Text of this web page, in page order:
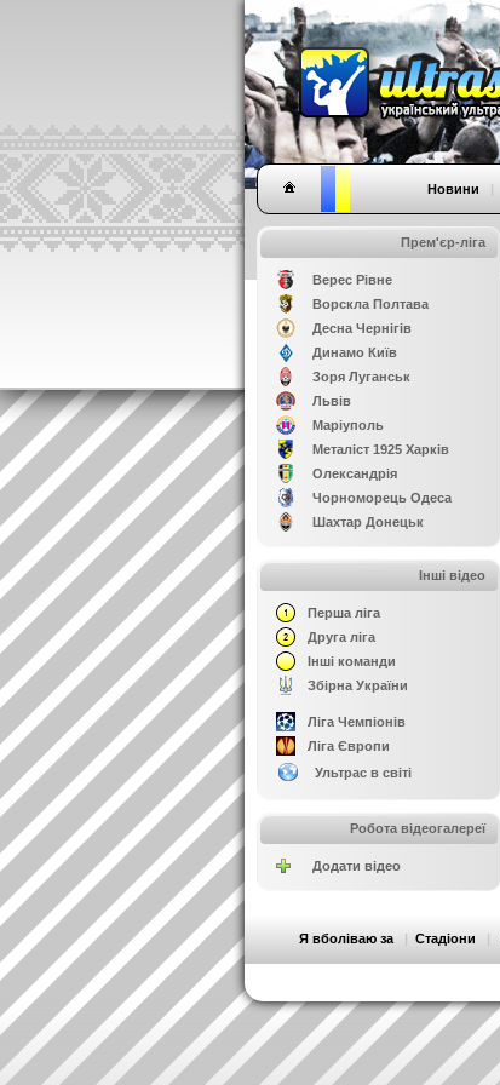
Новини |
Прем'єр-ліга
Верес Рівне
Ворскла Полтава
Десна Чернігів
Динамо Київ
Зоря Луганськ
Львів
Маріуполь
Металіст 1925 Харків
Олександрія
Чорноморець Одеса
Шахтар Донецьк
Інші відео
Перша ліга
Друга ліга
Інші команди
Збірна України
Ліга Чемпіонів
Ліга Європи
Ультрас в світі
Робота відеогалереї
Додати відео
Я вболіваю за | Стадіони |